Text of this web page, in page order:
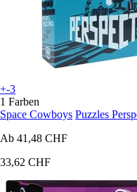
+-3
1 Farben
Space Cowboys Puzzles
Ab 41,48 CHF
33,62 CHF